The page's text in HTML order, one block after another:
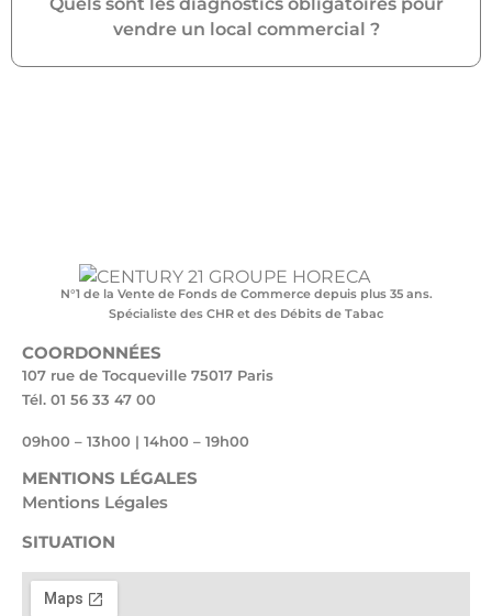
vendre un local commercial ?
N°1 de la Vente de Fonds de Commerce depuis plus 35 ans.
Spécialiste des CHR et des Débits de Tabac
COORDONNÉES
107 rue de Tocqueville 75017 Paris
Tél. 01 56 33 47 00
09h00 – 13h00 | 14h00 – 19h00
MENTIONS LÉGALES
Mentions Légales
SITUATION